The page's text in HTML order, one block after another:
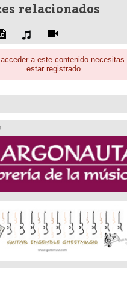
relacionados
acceder a este contenido necesitas
estar registrado